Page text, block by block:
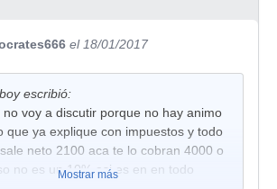
el 18/01/2017
escribió:
no voy a discutir porque no hay animo
que ya explique con impuestos y todo
neto 2100 aca te lo cobran 4000 o
no es un 10% asi es en en todo
Mostrar más